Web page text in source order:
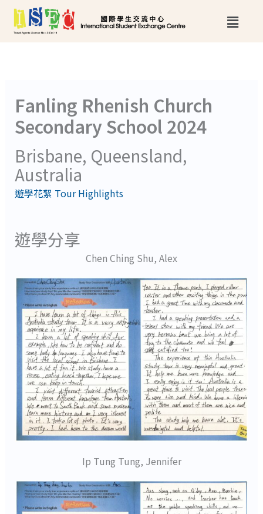
Main
Fanling Rhenish Church
Secondary School 2024
Brisbane, Queensland,
Australia
遊學花絮 Tour Highlights
遊學分享
Chen Ching Shu, Alex
Ip Tung Tung, Jennifer